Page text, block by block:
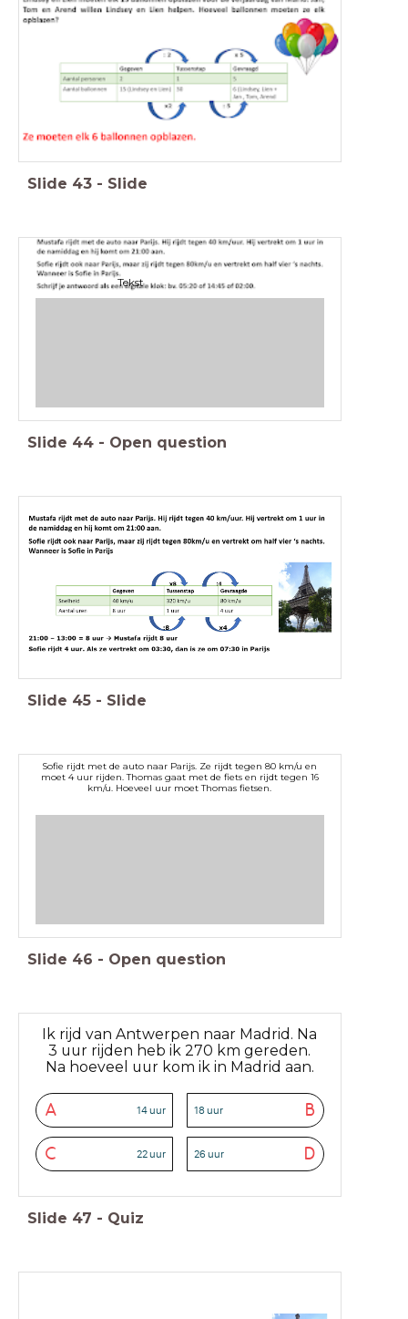
Slide 43 - Slide
Tekst
Slide 44 - Open question
Slide 45 - Slide
Sofie rijdt met de auto naar Parijs. Ze rijdt tegen 80 km/u en
moet 4 uur rijden. Thomas gaat met de fiets en rijdt tegen 16
km/u. Hoeveel uur moet Thomas fietsen.
Slide 46 - Open question
Ik rijd van Antwerpen naar Madrid. Na
3 uur rijden heb ik 270 km gereden.
Na hoeveel uur kom ik in Madrid aan.
A 14 uur B
18 uur
C 22 uur D
26 uur
Slide 47 - Quiz